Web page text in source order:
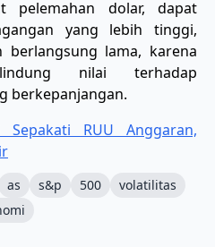
pelemahan dolar, dapat
yang lebih tinggi,
lama, karena
nilai terhadap
berkepanjangan.
Sepakati RUU Anggaran,
as s&p 500
volatilitas